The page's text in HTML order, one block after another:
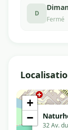
D
Fermé
32 Av.
+
−